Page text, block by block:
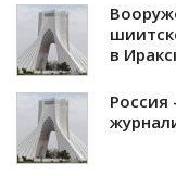
в
Россия